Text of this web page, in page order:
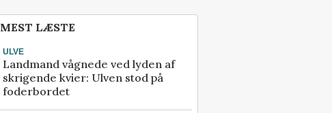
MEST LÆSTE
ULVE
Landmand vågnede ved lyden af
skrigende kvier: Ulven stod på
foderbordet